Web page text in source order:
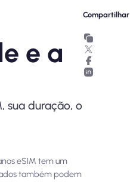
e a
sua duração, o
eSIM tem um
também podem
Compartilhar